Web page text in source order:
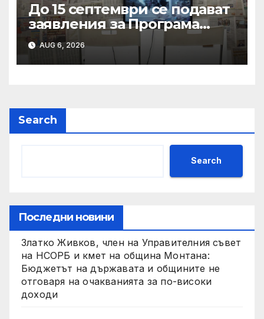
До 15 септември се подават
заявления за Програма
„Дигитални изкуства“ на
Национален фонд
„Култура“
AUG 6, 2026
Search
Search
Последни новини
Златко Живков, член на Управителния съвет
на НСОРБ и кмет на община Монтана:
Бюджетът на държавата и общините не
отговаря на очакванията за по-високи
доходи